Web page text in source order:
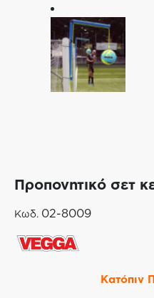
Προπονητικό σετ
Κωδ. 02-8009
Κατόπιν